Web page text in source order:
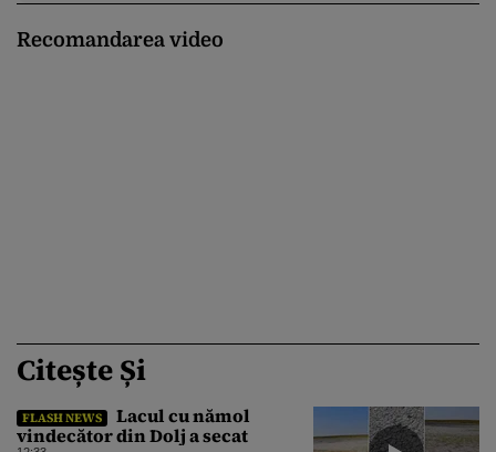
Recomandarea video
Citește Și
FLASH NEWS
Lacul cu nămol
vindecător din Dolj a secat